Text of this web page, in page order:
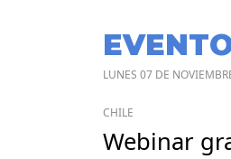
LUNES 07 DE
CHILE
Webinar